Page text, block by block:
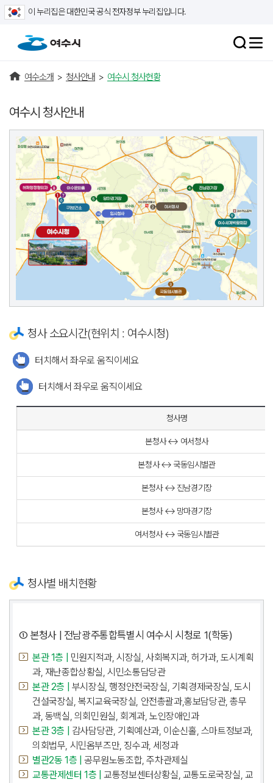
이 누리집은 대한민국 공식 전자정부 누리집입니다.
여수소개 > 청사안내 > 여수시 청사현황
여수시 청사안내
청사 소요시간(현위치 : 여수시청)
터치해서 좌우로 움직이세요
터치해서 좌우로 움직이세요
청사명
본청사 ↔ 여서청사
본청사 ↔ 국동임시별관
본청사 ↔ 진남경기장
본청사 ↔ 망마경기장
여서청사 ↔ 국동임시별관
청사별 배치현황
① 본청사 | 전남광주통합특별시 여수시 시청로 1(학동)
본관 1층 |
민원지적과, 시장실, 사회복지과, 허가과, 도시계획
과, 재난종합상황실, 시민소통담당관
본관 2층 |
부시장실, 행정안전국장실, 기획경제국장실, 도시
건설국장실, 복지교육국장실, 안전총괄과,홍보담당관, 총무
과, 동백실, 의회민원실, 회계과, 노인장애인과
본관 3층 |
감사담당관, 기획예산과, 이순신홀, 스마트정보과,
의회법무, 시민옴부즈만, 징수과, 세정과
별관2동 1층 |
공무원노동조합, 주차관제실
교통관제센터 1층 |
교통정보센터상황실, 교통도로국장실, 교